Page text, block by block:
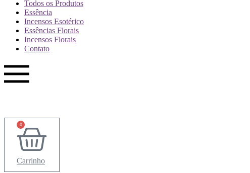
Todos os Produtos
Essência
Incensos Esotérico
Essências Florais
Incensos Florais
Contato
0
Carrinho